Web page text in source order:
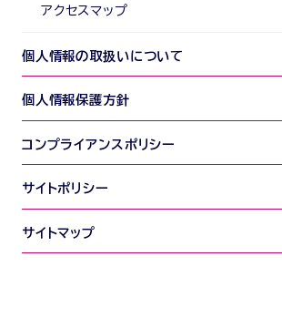
アクセスマップ
個人情報の取扱いについて
個人情報保護方針
コンプライアンスポリシー
サイトポリシー
サイトマップ